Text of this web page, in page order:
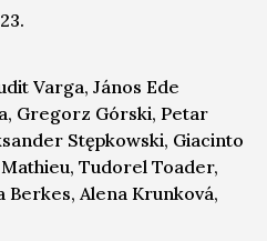
Varga, János Ede
Gregorz Górski, Petar
Stępkowski, Giacinto
Tudorel Toader,
Berkes, Alena Krunková,